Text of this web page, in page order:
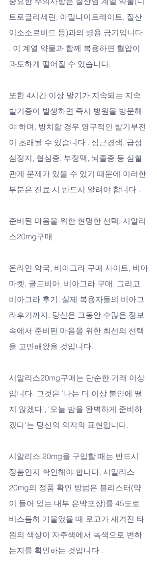
트로글리세린, 아밀나이트레이트, 질산
이소소르비드 등)과의 병용 금기입니다
. 이 계열 약물과 함께 복용하면 혈압이
과도하게 떨어질 수 있습니다.
또한 4시간 이상 발기가 지속되는 지속
발기증이 발생하면 즉시 병원을 방문해
야 하며, 방치할 경우 영구적인 발기부전
이 초래될 수 있습니다 . 심근경색, 급성
심정지, 협심증, 부정맥, 뇌졸증 등 심혈
관계 문제가 있을 수 있기 때문에 이러한
부분은 진료 시 반드시 알려야 합니다 .
준비된 마음을 위한 현명한 선택: 시알리
스20mg구매
온라인 약국, 비아그라 구매 사이트, 비아
마켓, 골드비아, 비아그라 구매, 그리고
비아그라 후기, 실제 복용자들의 비아그
라후기까지. 당신은 그동안 수많은 정보
속에서 준비된 마음을 위한 최선의 선택
을 고민해왔을 것입니다.
시알리스20mg구매는 단순한 거래 이상
입니다. 그것은 '나는 더 이상 불안에 떨
지 않겠다', '오늘 밤을 완벽하게 준비하
겠다'는 당신의 의지의 표현입니다.
시알리스 20mg을 구입할 때는 반드시
정품인지 확인해야 합니다. 시알리스
20mg의 정품 확인 방법은 블리스터(약
이 들어 있는 내부 은박포장)를 45도로
비스듬히 기울였을 때 로고가 새겨진 타
원의 색상이 자주색에서 녹색으로 변하
는지를 확인하는 것입니다 .